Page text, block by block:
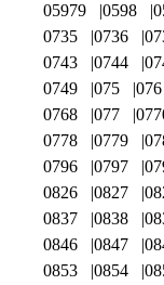
05979
0598
0735
0736
0743
0744
0749
075 076
0768
077
0778
0779
0796
0797
0826
0827
0837
0838
0846
0847
0853
0854